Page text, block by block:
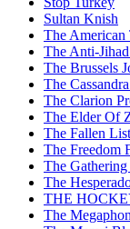
Sultan Knish
The American
The Anti-
The Brussels
The
The Clarion
The Elder Of
The Fallen List
The Freedom
The
The
THE
The